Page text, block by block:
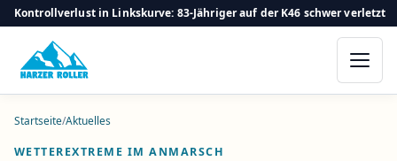
Kontrollverlust in Linkskurve: 83-Jähriger auf der K46 schwer verletzt
Startseite/Aktuelles
WETTEREXTREME IM ANMARSCH